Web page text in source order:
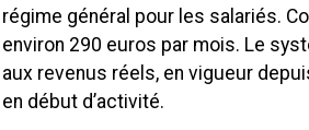
régime général pour les salariés.
environ 290 euros par mois. Le
aux revenus réels, en vigueur
en début d’activité.